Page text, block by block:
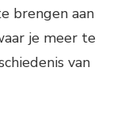
brengen aan
je meer te
van